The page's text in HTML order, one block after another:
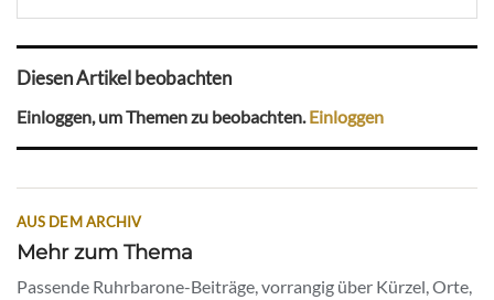
Diesen Artikel beobachten
Einloggen, um Themen zu beobachten.Einloggen
AUS DEM ARCHIV
Mehr zum Thema
Passende Ruhrbarone-Beiträge, vorrangig über Kürzel, Orte,